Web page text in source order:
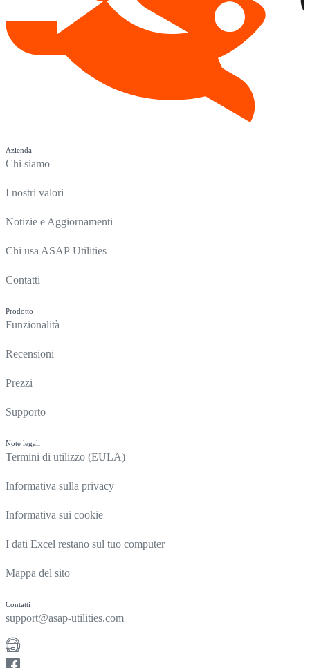
Azienda
Chi siamo
I nostri valori
Notizie e Aggiornamenti
Chi usa ASAP Utilities
Contatti
Prodotto
Funzionalità
Recensioni
Prezzi
Supporto
Note legali
Termini di utilizzo (EULA)
Informativa sulla privacy
Informativa sui cookie
I dati Excel restano sul tuo computer
Mappa del sito
Contatti
support@asap-utilities.com